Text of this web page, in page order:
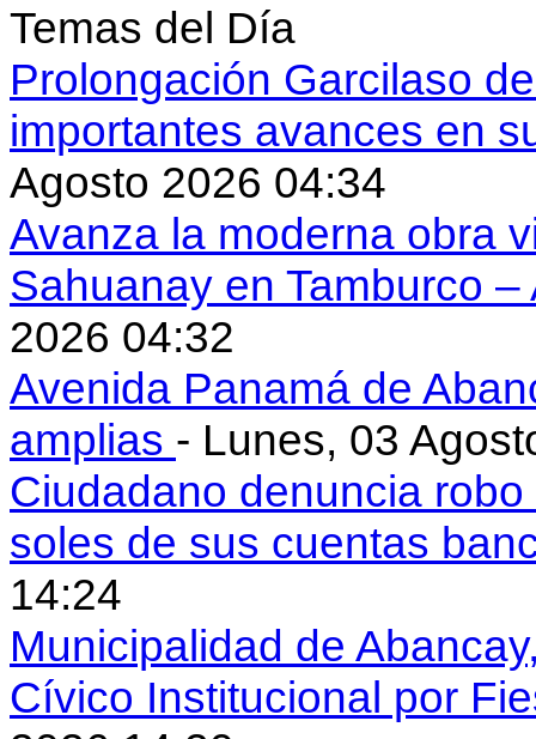
Temas del Día
Prolongación Garcilaso
importantes avances en
Agosto 2026 04:34
Avanza la moderna obra
Sahuanay en Tamburco
2026 04:32
Avenida Panamá de
amplias - Lunes, 03
Ciudadano denuncia
soles de sus cuentas
14:24
Municipalidad de
Cívico Institucional por